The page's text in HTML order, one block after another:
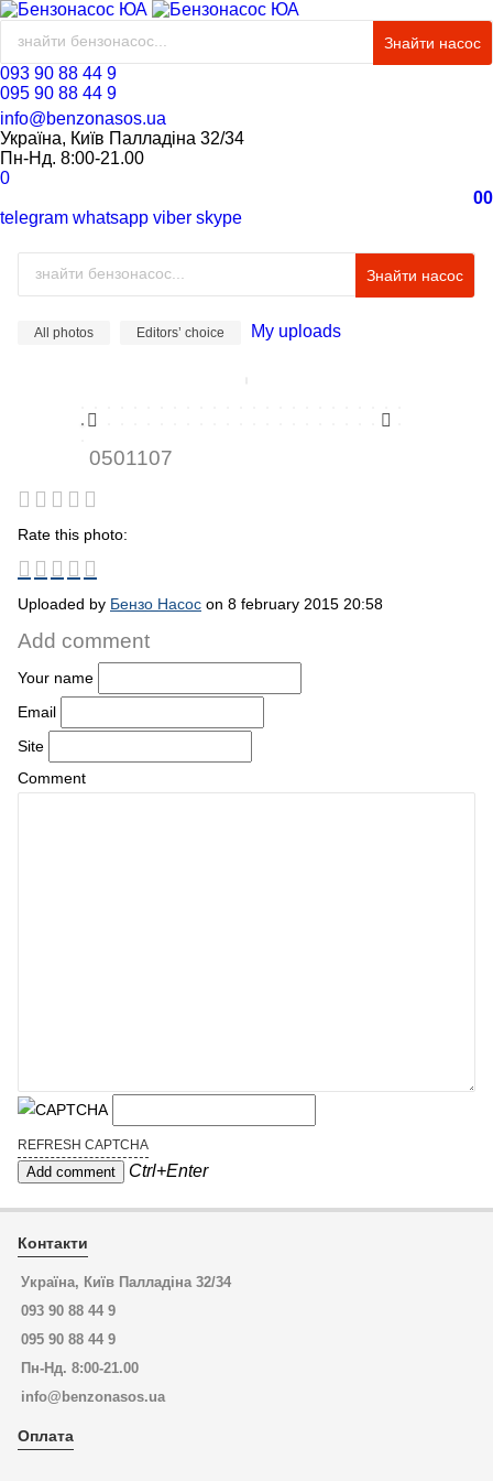
Знайти насос
093 90 88 44 9
095 90 88 44 9
info@benzonasos.ua
Україна, Київ Палладіна 32/34
Пн-Нд. 8:00-21.00
0
00
telegram whatsapp viber skype
Знайти насос
All photos Editors’ choice My uploads
0501107
Rate this photo:
Uploaded by Бензо Насос on 8 february 2015 20:58
Add comment
Your name
Email
Site
Comment
REFRESH CAPTCHA
Ctrl+Enter
Контакти
Україна, Київ Палладіна 32/34
093 90 88 44 9
095 90 88 44 9
Пн-Нд. 8:00-21.00
info@benzonasos.ua
Оплата